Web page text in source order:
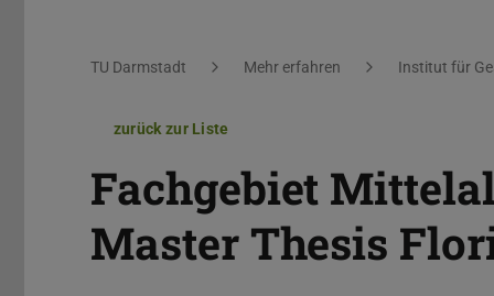
Sie befinden sich hier:
TU Darmstadt Mehr erfahren Institut für
zurück zur Liste
Fachgebiet
Master Thesis